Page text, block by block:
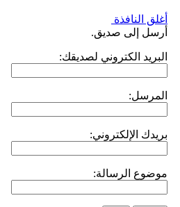
أغلق النافذة
أرسل إلى صديق.
البريد الكتروني لصديقك:
المرسل:
بريدك الإلكتروني:
موضوع الرسالة: